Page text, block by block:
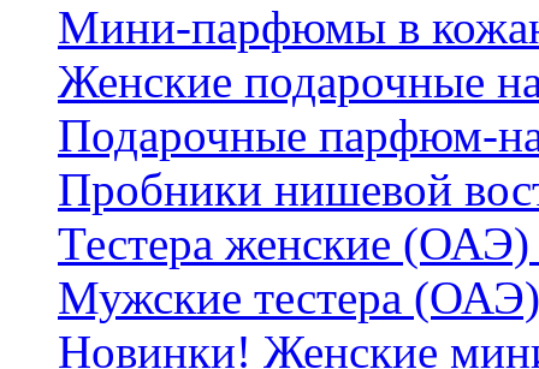
Мини-парфюмы в
Женские подарочные
Подарочные парфюм-
Пробники нишевой
Тестера женские (ОАЭ)
Мужские тестера (ОАЭ)
Новинки! Женские